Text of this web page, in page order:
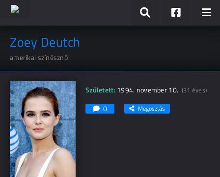
Zoey Deutch
amerikai színésznő
Született:1994. november 10. (31 éves)
0 Megosztás